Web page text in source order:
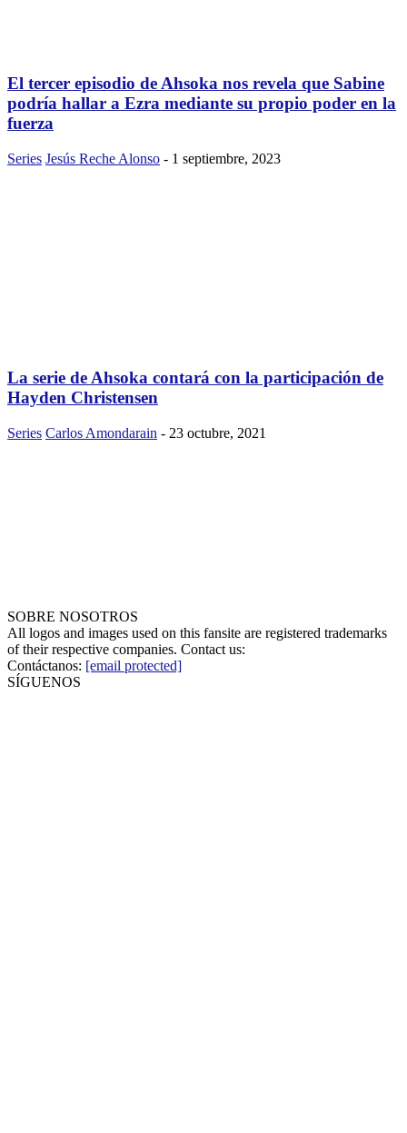
El tercer episodio de Ahsoka nos revela que Sabine
podría hallar a Ezra mediante su propio poder en la
fuerza
Series Jesús Reche Alonso - 1 septiembre, 2023
La serie de Ahsoka contará con la participación de
Hayden Christensen
Series Carlos Amondarain - 23 octubre, 2021
SOBRE NOSOTROS
All logos and images used on this fansite are registered trademarks
of their respective companies. Contact us:
Contáctanos: [email protected]
SÍGUENOS